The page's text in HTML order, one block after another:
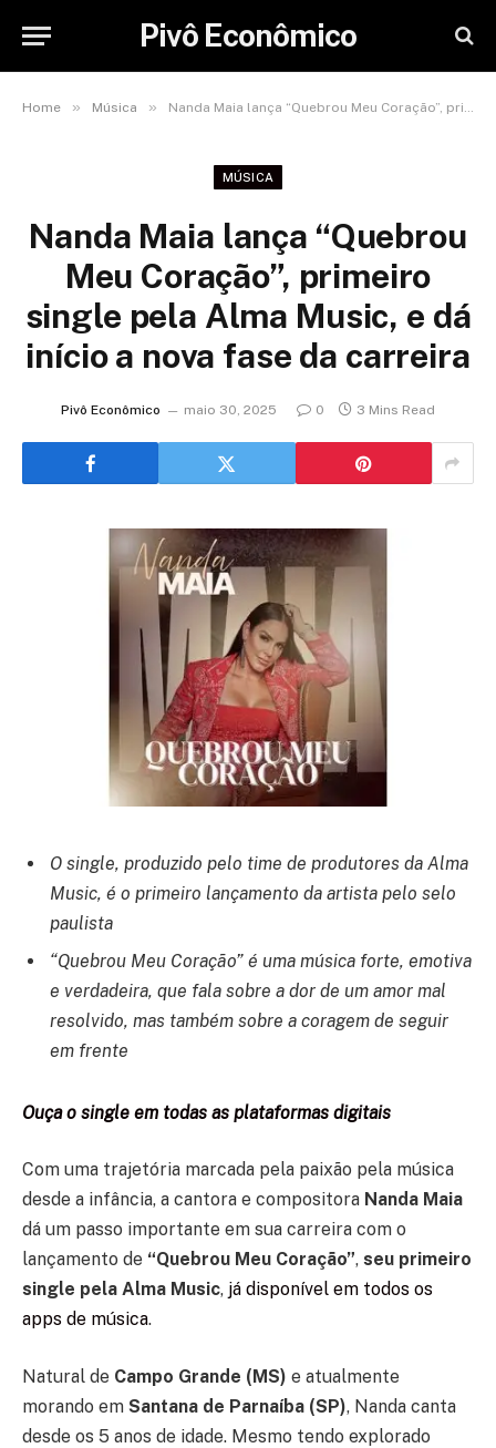
Pivô Econômico
Home » Música » Nanda Maia lança “Quebrou Meu Coração”, primeiro single pela Alma Music, e dá início a nova fase da carreira
MÚSICA
Nanda Maia lança “Quebrou
Meu Coração”, primeiro
single pela Alma Music, e dá
início a nova fase da carreira
Pivô Econômico maio 30, 2025 0 3 Mins Read
O single, produzido pelo time de produtores da Alma
Music, é o primeiro lançamento da artista pelo selo
paulista
“Quebrou Meu Coração” é uma música forte, emotiva
e verdadeira, que fala sobre a dor de um amor mal
resolvido, mas também sobre a coragem de seguir
em frente
Ouça o single em todas as plataformas digitais
Com uma trajetória marcada pela paixão pela música
desde a infância, a cantora e compositora Nanda Maia
dá um passo importante em sua carreira com o
lançamento de “Quebrou Meu Coração”, seu primeiro
single pela Alma Music, já disponível em todos os
apps de música.
Natural de Campo Grande (MS) e atualmente
morando em Santana de Parnaíba (SP), Nanda canta
desde os 5 anos de idade. Mesmo tendo explorado